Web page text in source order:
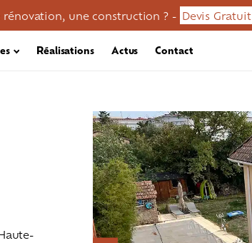
une construction ? - Devis Gratuit
Réalisations Actus Contact